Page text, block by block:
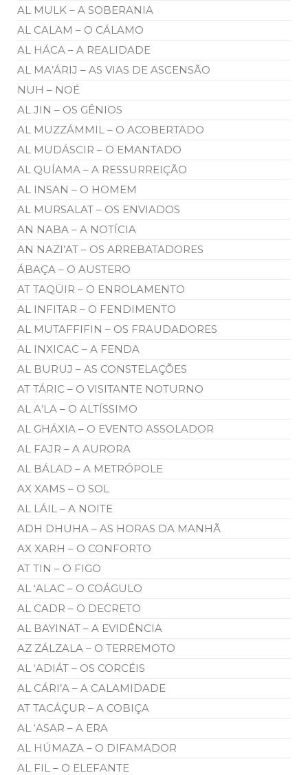
AL MULK – A SOBERANIA
AL CALAM – O CÁLAMO
AL HÁCA – A REALIDADE
AL MA’ÁRIJ – AS VIAS DE ASCENSÃO
NUH – NOÉ
AL JIN – OS GÊNIOS
AL MUZZÁMMIL – O ACOBERTADO
AL MUDÁSCIR – O EMANTADO
AL QUÍAMA – A RESSURREIÇÃO
AL INSAN – O HOMEM
AL MURSALAT – OS ENVIADOS
AN NABA – A NOTÍCIA
AN NAZI’AT – OS ARREBATADORES
ÁBAÇA – O AUSTERO
AT TAQÜIR – O ENROLAMENTO
AL INFITAR – O FENDIMENTO
AL MUTAFFIFIN – OS FRAUDADORES
AL INXICAC – A FENDA
AL BURUJ – AS CONSTELAÇÕES
AT TÁRIC – O VISITANTE NOTURNO
AL A’LA – O ALTÍSSIMO
AL GHÁXIA – O EVENTO ASSOLADOR
AL FAJR – A AURORA
AL BÁLAD – A METRÓPOLE
AX XAMS – O SOL
AL LÁIL – A NOITE
ADH DHUHA – AS HORAS DA MANHÃ
AX XARH – O CONFORTO
AT TIN – O FIGO
AL ‘ALAC – O COÁGULO
AL CADR – O DECRETO
AL BAYINAT – A EVIDÊNCIA
AZ ZÁLZALA – O TERREMOTO
AL ‘ADIÁT – OS CORCÉIS
AL CÁRI’A – A CALAMIDADE
AT TACÁÇUR – A COBIÇA
AL ‘ASAR – A ERA
AL HÚMAZA – O DIFAMADOR
AL FIL – O ELEFANTE